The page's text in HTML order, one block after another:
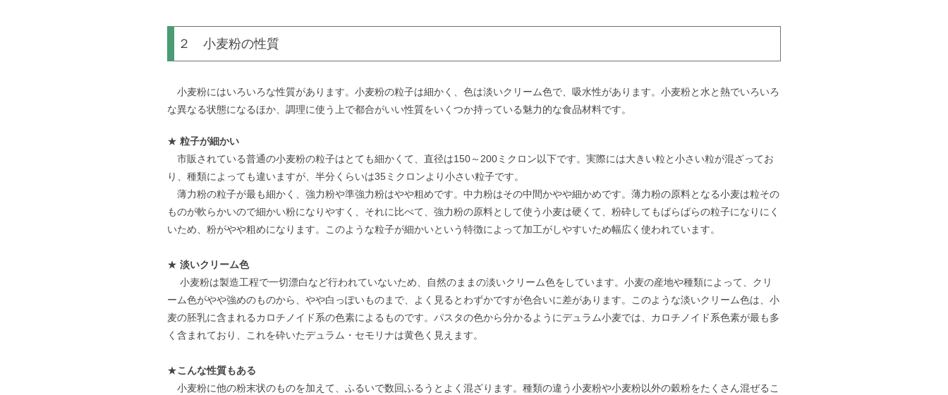
２ 小麦粉の性質
小麦粉にはいろいろな性質があります。小麦粉の粒子は細かく、色は淡いクリーム色で、吸水性があります。小麦粉と水と熱でいろいろ
な異なる状態になるほか、調理に使う上で都合がいい性質をいくつか持っている魅力的な食品材料です。
★ 粒子が細かい
市販されている普通の小麦粉の粒子はとても細かくて、直径は150～200ミクロン以下です。実際には大きい粒と小さい粒が混ざってお
り、種類によっても違いますが、半分くらいは35ミクロンより小さい粒子です。
薄力粉の粒子が最も細かく、強力粉や準強力粉はやや粗めです。中力粉はその中間かやや細かめです。薄力粉の原料となる小麦は粒その
ものが軟らかいので細かい粉になりやすく、それに比べて、強力粉の原料として使う小麦は硬くて、粉砕してもばらばらの粒子になりにく
いため、粉がやや粗めになります。このような粒子が細かいという特徴によって加工がしやすいため幅広く使われています。
★ 淡いクリーム色
小麦粉は製造工程で一切漂白など行われていないため、自然のままの淡いクリーム色をしています。小麦の産地や種類によって、クリ
ーム色がやや強めのものから、やや白っぽいものまで、よく見るとわずかですが色合いに差があります。このような淡いクリーム色は、小
麦の胚乳に含まれるカロチノイド系の色素によるものです。パスタの色から分かるようにデュラム小麦では、カロチノイド系色素が最も多
く含まれており、これを砕いたデュラム・セモリナは黄色く見えます。
★こんな性質もある
小麦粉に他の粉末状のものを加えて、ふるいで数回ふるうとよく混ざります。種類の違う小麦粉や小麦粉以外の穀粉をたくさん混ぜるこ